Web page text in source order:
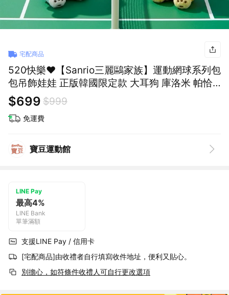
宅配商品
520快樂❤️【Sanrio三麗鷗家族】運動網球系列包
包吊飾娃娃 正版韓國限定款 大耳狗 庫洛米 帕恰
狗 凱蒂貓hello kitty 布丁狗 戀人禮物 曖昧禮物
定情禮物 紀念禮物 小孩禮物
$699 $999
免運費
寶豆運動館
LINE Pay
最高4%
LINE Bank
單筆滿額
支援LINE Pay / 信用卡
[宅配商品]由收禮者自行填寫收件地址，便利又貼心。
別擔心，如符條件收禮人可自行更改選項